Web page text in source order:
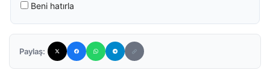
Beni hatırla
Paylaş: